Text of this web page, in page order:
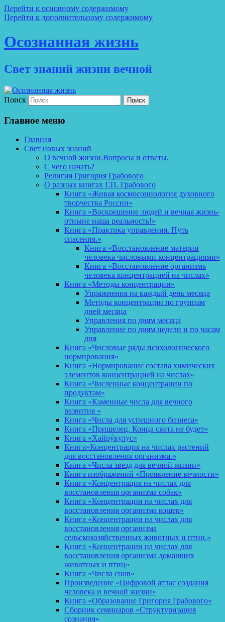
Перейти к основному содержимому
Перейти к дополнительному содержимому
Осознанная жизнь
Свет знаний жизни вечной
Поиск
Главное меню
Главная
Свет новых знаний
О вечной жизни.Вопросы и ответы.
С чего начать?
Религия Григория Грабового
О разных книгах Г.П. Грабового
Книга «Живая космосоциология духовного
творчества России»
Книга «Воскрешение людей и вечная жизнь-
отныне наша реальность!»
Книга «Практика управления. Путь
спасения.»
Книга «Восстановление материи
человека числовыми концентрациями»
Книга «Восстановление организма
человека концентрацией на числах»
Книга «Методы концентрации»
Упражнения на каждый день месяца
Методы концентрации по группам
дней месяца
Управления по дням месяца
Управление по дням недели и по часам
дня
Книга «Числовые ряды психологического
нормирования»
Книга «Нормирование состава химических
элементов концентрацией на числах»
Книга «Численные концентрации по
продуктам»
Книга «Каменные числа для вечного
развития «
Книга «Числа для успешного бизнеса»
Книга «Пришелец. Конца света не будет»
Книга «Хайрýкулус»
Книга»Концентрация на числах растений
для восстановления организма.»
Книга «Числа звезд для вечной жизни»
Книга изображений «Проявление вечности»
Книга «Концентрация на числах для
восстановления организма собак»
Книга «Концентрации на числах для
восстановления организма кошек»
Книга «Концентрации на числах для
восстановления организма
сельскохозяйственных животных и птиц.»
Книга «Концентрации на числах для
восстановления организма домашних
животных и птиц»
Книга «Числа снов»
Произведение «Цифровой атлас создания
человека и вечной жизни»
Книга «Образование Григория Грабового»
Сборник семинаров «Структуризация
сознания»